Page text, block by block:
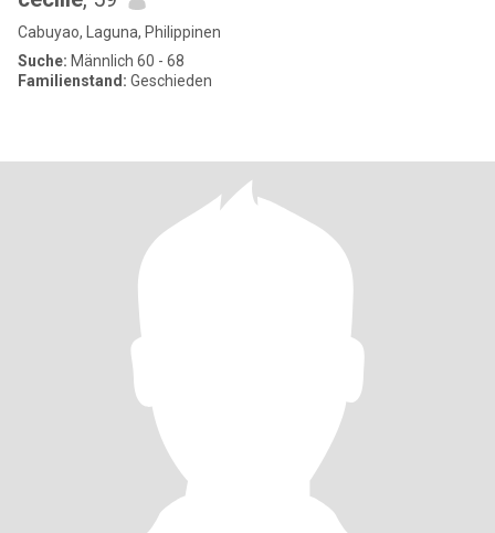
Cabuyao, Laguna, Philippinen
Suche: Männlich 60 - 68
Familienstand: Geschieden